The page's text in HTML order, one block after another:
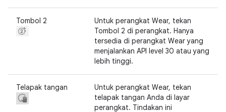
Tombol 2
Untuk perangkat Wear, tekan
Tombol 2 di perangkat. Hanya
tersedia di perangkat Wear yang
menjalankan API level 30 atau yang
lebih tinggi.
Telapak tangan
Untuk perangkat Wear, tekan
telapak tangan Anda di layar
perangkat. Tindakan ini